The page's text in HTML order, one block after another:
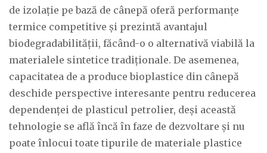
de izolație pe bază de cânepă oferă performanțe
termice competitive și prezintă avantajul
biodegradabilității, făcând-o o alternativă viabilă la
materialele sintetice tradiționale. De asemenea,
capacitatea de a produce bioplastice din cânepă
deschide perspective interesante pentru reducerea
dependenței de plasticul petrolier, deși această
tehnologie se află încă în faze de dezvoltare și nu
poate înlocui toate tipurile de materiale plastice